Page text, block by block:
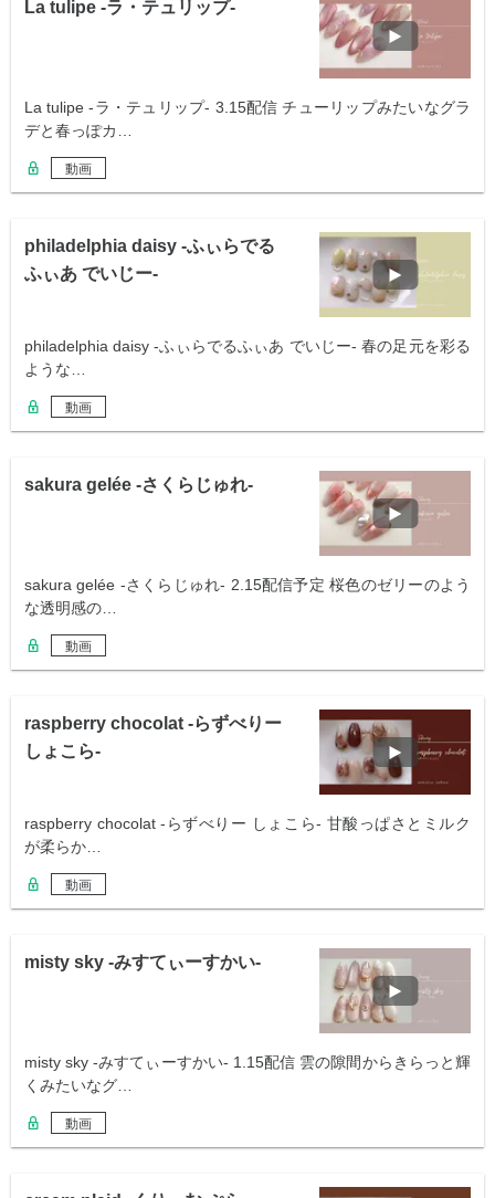
La tulipe -ラ・テュリップ-
La tulipe -ラ・テュリップ- 3.15配信 チューリップみたいなグラ
デと春っぽカ…
動画
philadelphia daisy -ふぃらでる
ふぃあ でいじー-
philadelphia daisy -ふぃらでるふぃあ でいじー- 春の足元を彩る
ような…
動画
sakura gelée -さくらじゅれ-
sakura gelée -さくらじゅれ- 2.15配信予定 桜色のゼリーのよう
な透明感の…
動画
raspberry chocolat -らずべりー
しょこら-
raspberry chocolat -らずべりー しょこら- 甘酸っぱさとミルク
が柔らか…
動画
misty sky -みすてぃーすかい-
misty sky -みすてぃーすかい- 1.15配信 雲の隙間からきらっと輝
くみたいなグ…
動画